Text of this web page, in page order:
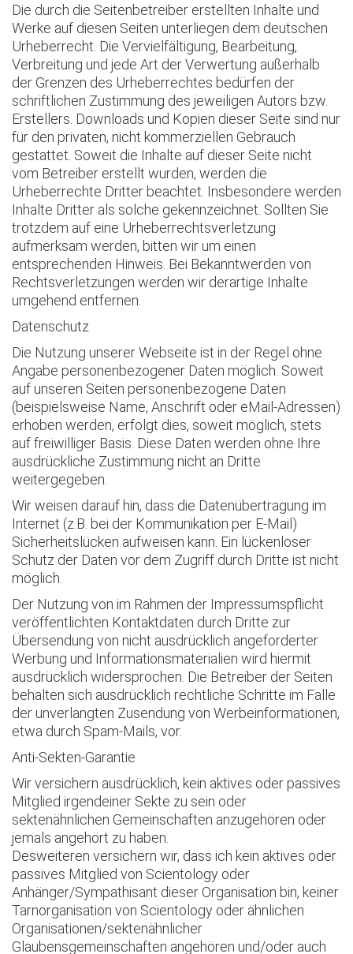
Die durch die Seitenbetreiber erstellten Inhalte und
Werke auf diesen Seiten unterliegen dem deutschen
Urheberrecht. Die Vervielfältigung, Bearbeitung,
Verbreitung und jede Art der Verwertung außerhalb
der Grenzen des Urheberrechtes bedürfen der
schriftlichen Zustimmung des jeweiligen Autors bzw.
Erstellers. Downloads und Kopien dieser Seite sind nur
für den privaten, nicht kommerziellen Gebrauch
gestattet. Soweit die Inhalte auf dieser Seite nicht
vom Betreiber erstellt wurden, werden die
Urheberrechte Dritter beachtet. Insbesondere werden
Inhalte Dritter als solche gekennzeichnet. Sollten Sie
trotzdem auf eine Urheberrechtsverletzung
aufmerksam werden, bitten wir um einen
entsprechenden Hinweis. Bei Bekanntwerden von
Rechtsverletzungen werden wir derartige Inhalte
umgehend entfernen.
Datenschutz
Die Nutzung unserer Webseite ist in der Regel ohne
Angabe personenbezogener Daten möglich. Soweit
auf unseren Seiten personenbezogene Daten
(beispielsweise Name, Anschrift oder eMail-Adressen)
erhoben werden, erfolgt dies, soweit möglich, stets
auf freiwilliger Basis. Diese Daten werden ohne Ihre
ausdrückliche Zustimmung nicht an Dritte
weitergegeben.
Wir weisen darauf hin, dass die Datenübertragung im
Internet (z.B. bei der Kommunikation per E-Mail)
Sicherheitslücken aufweisen kann. Ein lückenloser
Schutz der Daten vor dem Zugriff durch Dritte ist nicht
möglich.
Der Nutzung von im Rahmen der Impressumspflicht
veröffentlichten Kontaktdaten durch Dritte zur
Übersendung von nicht ausdrücklich angeforderter
Werbung und Informationsmaterialien wird hiermit
ausdrücklich widersprochen. Die Betreiber der Seiten
behalten sich ausdrücklich rechtliche Schritte im Falle
der unverlangten Zusendung von Werbeinformationen,
etwa durch Spam-Mails, vor.
Anti-Sekten-Garantie
Wir versichern ausdrücklich, kein aktives oder passives
Mitglied irgendeiner Sekte zu sein oder
sektenähnlichen Gemeinschaften anzugehören oder
jemals angehört zu haben.
Desweiteren versichern wir, dass ich kein aktives oder
passives Mitglied von Scientology oder
Anhänger/Sympathisant dieser Organisation bin, keiner
Tarnorganisation von Scientology oder ähnlichen
Organisationen/sektenähnlicher
Glaubensgemeinschaften angehören und/oder auch